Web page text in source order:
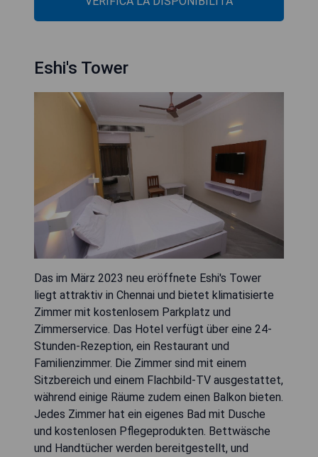
Eshi's Tower
Das im März 2023 neu eröffnete Eshi's Tower
liegt attraktiv in Chennai und bietet klimatisierte
Zimmer mit kostenlosem Parkplatz und
Zimmerservice. Das Hotel verfügt über eine 24-
Stunden-Rezeption, ein Restaurant und
Familienzimmer. Die Zimmer sind mit einem
Sitzbereich und einem Flachbild-TV ausgestattet,
während einige Räume zudem einen Balkon bieten.
Jedes Zimmer hat ein eigenes Bad mit Dusche
und kostenlosen Pflegeprodukten. Bettwäsche
und Handtücher werden bereitgestellt, und